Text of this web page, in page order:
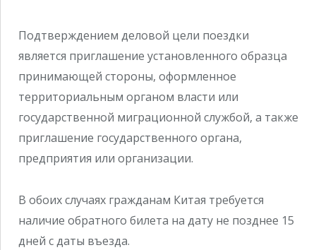
Подтверждением деловой цели поездки
является приглашение установленного образца
принимающей стороны, оформленное
территориальным органом власти или
государственной миграционной службой, а также
приглашение государственного органа,
предприятия или организации.
В обоих случаях гражданам Китая требуется
наличие обратного билета на дату не позднее 15
дней с даты въезда.